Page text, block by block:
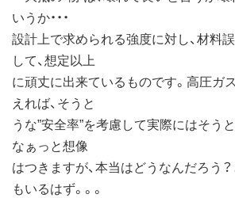
いうか・・・
設計上で求められる強度に対し、材料
して、想定以上
に頑丈に出来ているものです。高圧ガ
えれば、そうと
うな”安全率”を考慮して実際にはそう
なぁっと想像
はつきますが、本当はどうなんだろう
もいるはず。。。